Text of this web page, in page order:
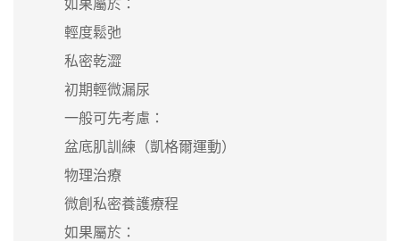
如果屬於：
輕度鬆弛
私密乾澀
初期輕微漏尿
一般可先考慮：
盆底肌訓練（凱格爾運動）
物理治療
微創私密養護療程
如果屬於：